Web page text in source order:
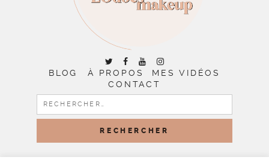
BLOG À PROPOS
MES VIDÉOS
CONTACT
RECHERCHER :